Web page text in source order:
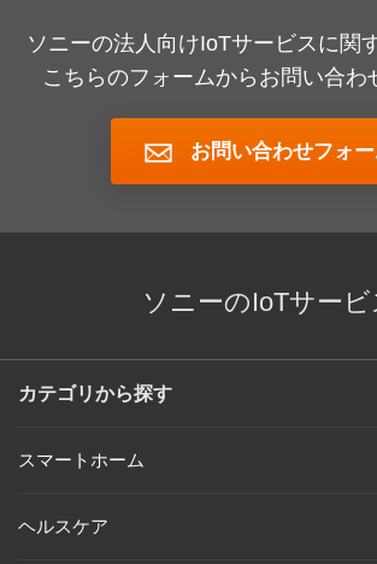
ソニーの法人向けIoTサービスに関
こちらのフォームからお問い合わ
お問い合わせフォ
ソニーのIoTサービ
カテゴリから探す
スマートホーム
ヘルスケア